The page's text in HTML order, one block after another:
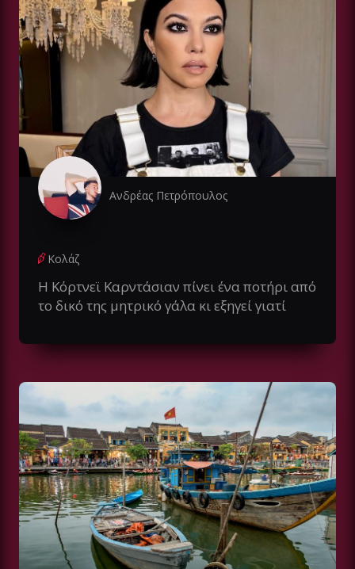
Ανδρέας Πετρόπουλος
Κολάζ
Η Κόρτνεϊ Καρντάσιαν πίνει ένα ποτήρι από
το δικό της μητρικό γάλα κι εξηγεί γιατί